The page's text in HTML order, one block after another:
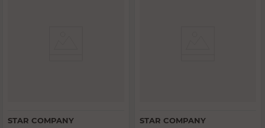
STAR COMPANY STAR COMPANY